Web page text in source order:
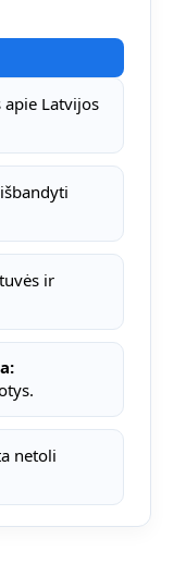
apie Latvijos
ir
netoli